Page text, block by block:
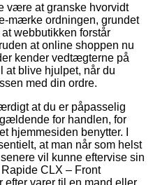
være at granske hvorvidt
mærke ordningen, grundet
webbutikken forstår
at online shoppen nu
kender vedtægterne på
at blive hjulpet, når du
med din ordre.
at du er påpasselig
for handlen, for
hjemmesiden benytter. I
at man når som helst
vil kunne eftervise sin
CLX – Front
efter varer til en mand eller